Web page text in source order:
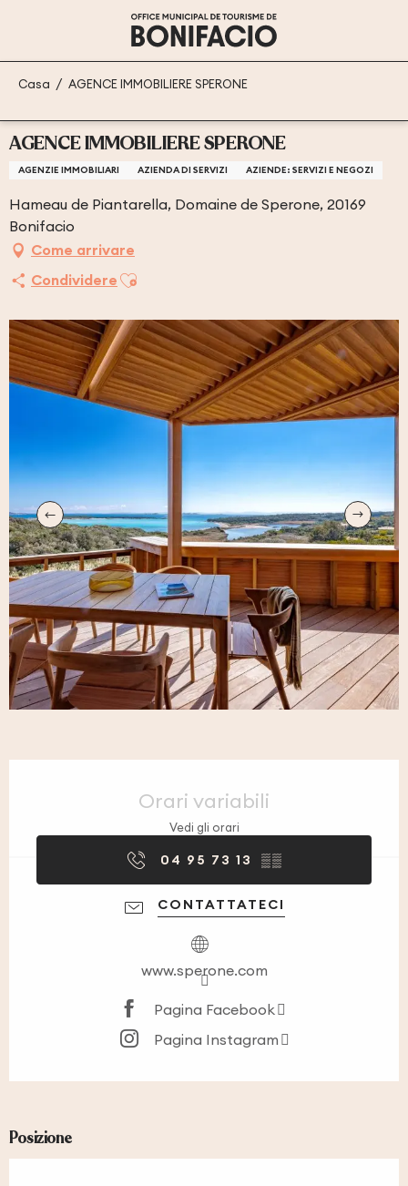
principal
Casa AGENCE IMMOBILIERE SPERONE
AGENCE IMMOBILIERE SPERONE
AGENZIE IMMOBILIARI AZIENDA DI SERVIZI AZIENDE: SERVIZI E NEGOZI
Hameau de Piantarella, Domaine de Sperone, 20169
Bonifacio
Come arrivare
Condividere Ajouter aux favoris
Orari variabili
Vedi gli orari
04 95 73 13 ▒▒
CONTATTATECI
www.sperone.com
Pagina Facebook
Pagina Instagram
Posizione